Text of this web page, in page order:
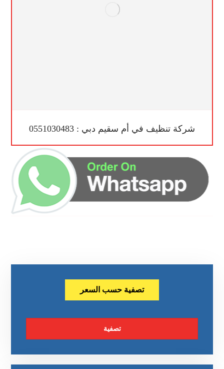
شركة تنظيف في أم سقيم دبي : 0551030483
تصفية حسب السعر
تصفية